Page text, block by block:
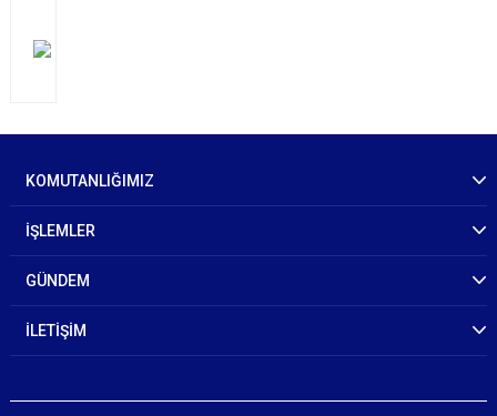
KOMUTANLIĞIMIZ
İŞLEMLER
GÜNDEM
İLETİŞİM